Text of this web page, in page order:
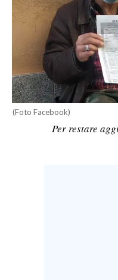
POLITICA
ECONOMIA
SERVIZI ALLE IMPRESE
LAVORO
BANDI
SPORT IN SARDEGNA
(Foto Facebook)
Per restare